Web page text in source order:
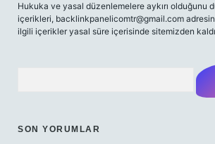
Hukuka ve yasal düzenlemelere aykırı olduğunu
içerikleri, backlinkpanelicomtr@gmail.com
ilgili içerikler yasal süre içerisinde sitemizden
SON YORUMLAR